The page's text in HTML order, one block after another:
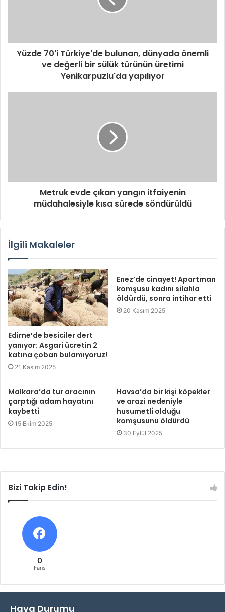
Yüzde 70'i Türkiye'de bulunan, dünyada önemli
ve değerli bir sülük türünün üretimi
Yenikarpuzlu'da yapılıyor
Metruk evde çıkan yangın itfaiyenin
müdahalesiyle kısa sürede söndürüldü
İlgili Makaleler
Edirne’de besiciler dert
yanıyor: Asgari ücretin 2
katına çoban bulamıyoruz!
21 Kasım 2025
Enez’de cinayet! Apartman
komşusu kadını silahla
öldürdü, sonra intihar etti
20 Kasım 2025
Malkara’da tur aracının
çarptığı adam hayatını
kaybetti
15 Ekim 2025
Havsa’da bir kişi köpekler
ve arazi nedeniyle
husumetli olduğu
komşusunu öldürdü
30 Eylül 2025
Bizi Takip Edin!
0
Fans
Hava Durumu